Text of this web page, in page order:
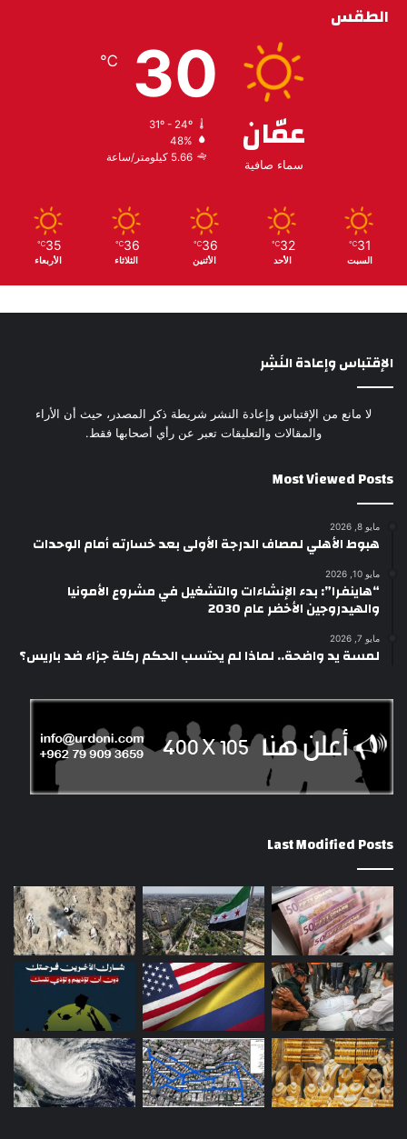
الطقس
عمّان
سماء صافية
30
℃
31º - 24º
48%
5.66 كيلومتر/ساعة
31
℃
السبت
32
℃
الأحد
36
℃
الأثنين
36
℃
الثلاثاء
35
℃
الأربعاء
الإقتباس وإعادة النَشِر
لا مانع من الإقتباس وإعادة النشر شريطة ذكر المصدر، حيث أن الأراء
والمقالات والتعليقات تعبر عن رأي أصحابها فقط.
Most Viewed Posts
مايو 8, 2026
هبوط الأهلي لمصاف الدرجة الأولى بعد خسارته أمام الوحدات
مايو 10, 2026
“هاينفرا”: بدء الإنشاءات والتشغيل في مشروع الأمونيا
والهيدروجين الأخضر عام 2030
مايو 7, 2026
لمسة يد واضحة.. لماذا لم يحتسب الحكم ركلة جزاء ضد باريس؟
Last Modified Posts